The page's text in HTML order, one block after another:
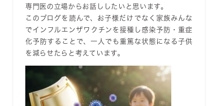
専門医の立場からお話ししたいと思います。
このブログを読んで、お子様だけでなく家族みんな
でインフルエンザワクチンを接種し感染予防・重症
化予防することで、一人でも重篤な状態になる子供
を減らせたらと考えています。